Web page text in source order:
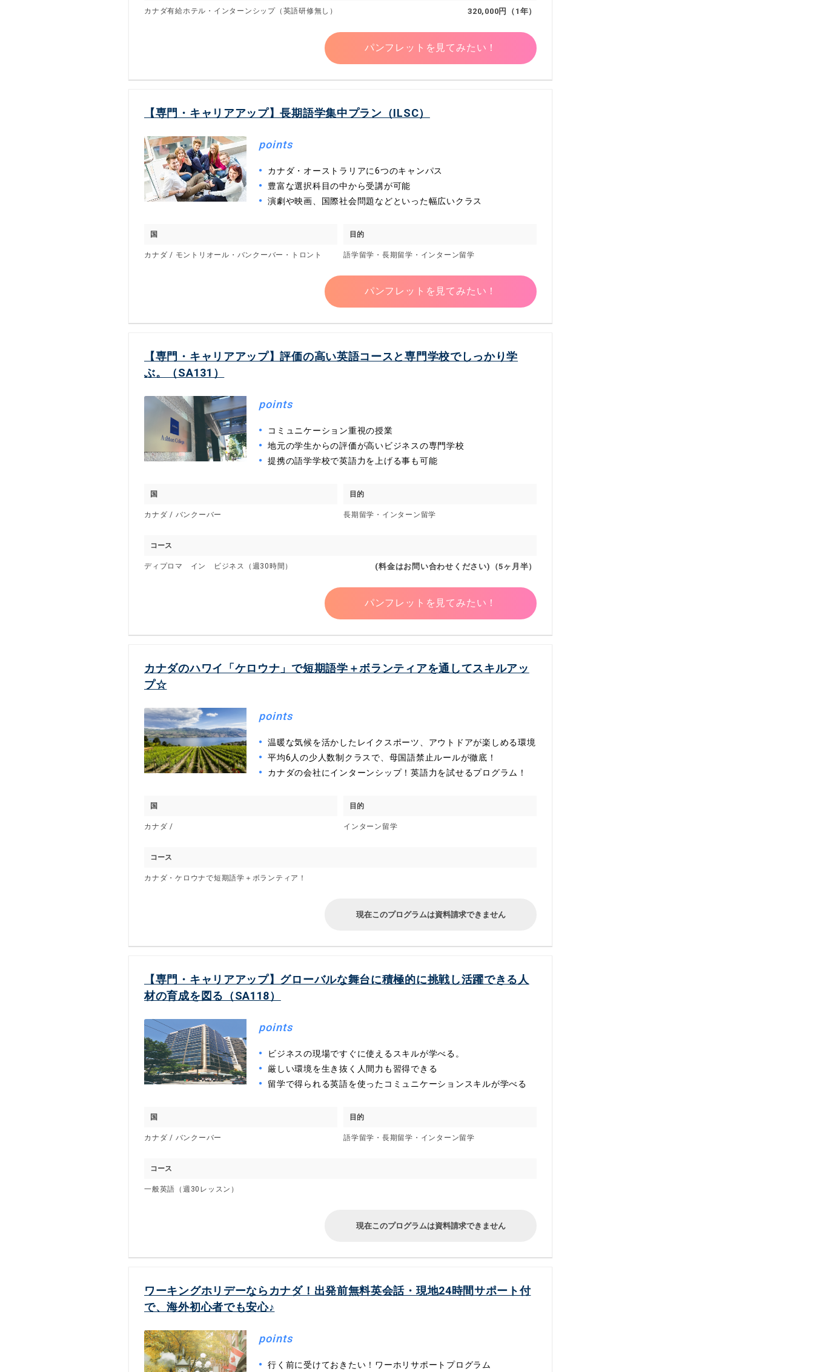
カナダ有給ホテル・インターンシップ（英語研修無し） 320,000円（1年）
パンフレットを見てみたい！
【専門・キャリアアップ】長期語学集中プラン（ILSC）
points
カナダ・オーストラリアに6つのキャンパス
豊富な選択科目の中から受講が可能
演劇や映画、国際社会問題などといった幅広いクラス
国
カナダ / モントリオール・バンクーバー・トロント
目的
語学留学・長期留学・インターン留学
パンフレットを見てみたい！
【専門・キャリアアップ】評価の高い英語コースと専門学校でしっかり学
ぶ。（SA131）
points
コミュニケーション重視の授業
地元の学生からの評価が高いビジネスの専門学校
提携の語学学校で英語力を上げる事も可能
国
カナダ / バンクーバー
目的
長期留学・インターン留学
コース
ディプロマ イン ビジネス（週30時間） (料金はお問い合わせください)（5ヶ月半）
パンフレットを見てみたい！
カナダのハワイ「ケロウナ」で短期語学＋ボランティアを通してスキルアッ
プ☆
points
温暖な気候を活かしたレイクスポーツ、アウトドアが楽しめる環境
平均6人の少人数制クラスで、母国語禁止ルールが徹底！
カナダの会社にインターンシップ！英語力を試せるプログラム！
国
カナダ /
目的
インターン留学
コース
カナダ・ケロウナで短期語学＋ボランティア！
現在このプログラムは資料請求できません
【専門・キャリアアップ】グローバルな舞台に積極的に挑戦し活躍できる人
材の育成を図る（SA118）
points
ビジネスの現場ですぐに使えるスキルが学べる。
厳しい環境を生き抜く人間力も習得できる
留学で得られる英語を使ったコミュニケーションスキルが学べる
国
カナダ / バンクーバー
目的
語学留学・長期留学・インターン留学
コース
一般英語（週30レッスン）
現在このプログラムは資料請求できません
ワーキングホリデーならカナダ！出発前無料英会話・現地24時間サポート付
で、海外初心者でも安心♪
points
行く前に受けておきたい！ワーホリサポートプログラム